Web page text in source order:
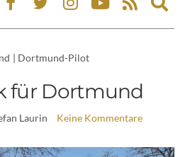
| Dortmund-Pilot
für Dortmund
Laurin Keine Kommentare